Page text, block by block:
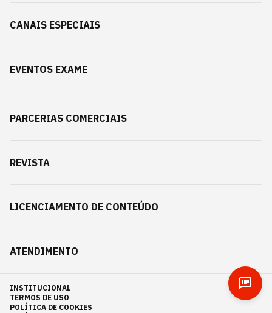
CANAIS ESPECIAIS
EVENTOS EXAME
PARCERIAS COMERCIAIS
REVISTA
LICENCIAMENTO DE CONTEÚDO
ATENDIMENTO
INSTITUCIONAL
TERMOS DE USO
POLÍTICA DE COOKIES